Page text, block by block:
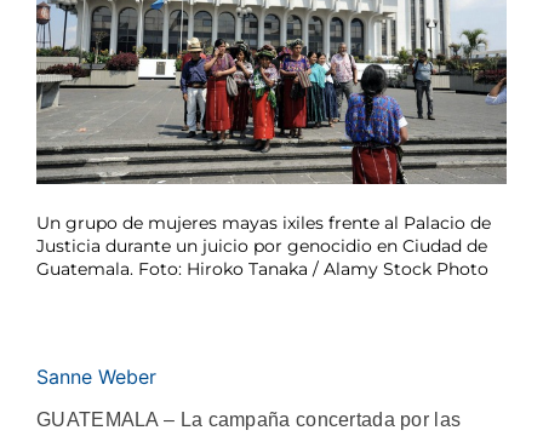
Un grupo de mujeres mayas ixiles frente al Palacio de
Justicia durante un juicio por genocidio en Ciudad de
Guatemala. Foto: Hiroko Tanaka / Alamy Stock Photo
Sanne Weber
GUATEMALA – La campaña concertada por las